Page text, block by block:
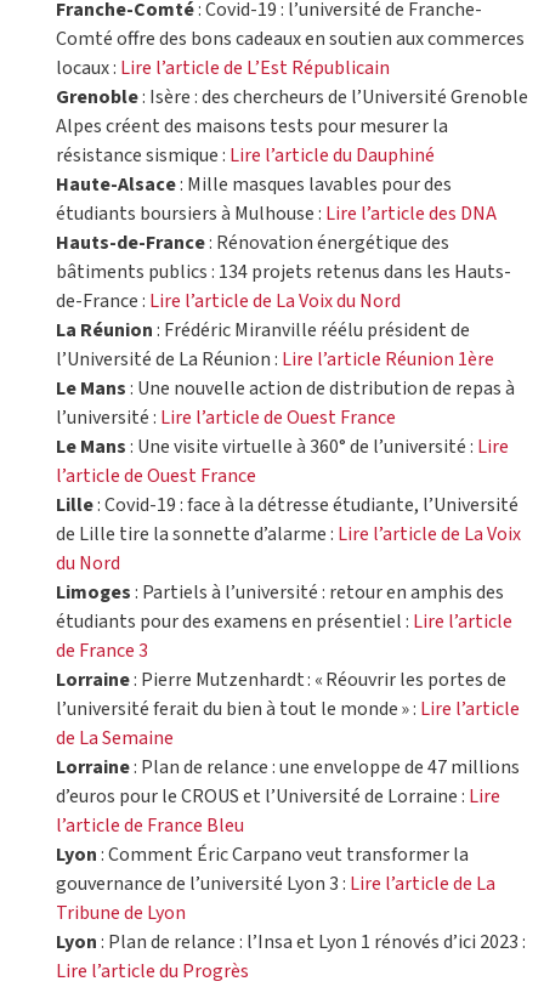
Franche-Comté: Covid-19 : l’université de Franche-
Comté offre des bons cadeaux en soutien aux commerces
locaux : Lire l’article de L’Est Républicain
Grenoble: Isère : des chercheurs de l’Université Grenoble
Alpes créent des maisons tests pour mesurer la
résistance sismique : Lire l’article du Dauphiné
Haute-Alsace: Mille masques lavables pour des
étudiants boursiers à Mulhouse : Lire l’article des DNA
Hauts-de-France: Rénovation énergétique des
bâtiments publics : 134 projets retenus dans les Hauts-
de-France : Lire l’article de La Voix du Nord
La Réunion: Frédéric Miranville réélu président de
l’Université de La Réunion : Lire l’article Réunion 1ère
Le Mans: Une nouvelle action de distribution de repas à
l’université : Lire l’article de Ouest France
Le Mans: Une visite virtuelle à 360° de l’université : Lire
l’article de Ouest France
Lille: Covid-19 : face à la détresse étudiante, l’Université
de Lille tire la sonnette d’alarme : Lire l’article de La Voix
du Nord
Limoges: Partiels à l’université : retour en amphis des
étudiants pour des examens en présentiel : Lire l’article
de France 3
Lorraine: Pierre Mutzenhardt : « Réouvrir les portes de
l’université ferait du bien à tout le monde » : Lire l’article
de La Semaine
Lorraine: Plan de relance : une enveloppe de 47 millions
d’euros pour le CROUS et l’Université de Lorraine : Lire
l’article de France Bleu
Lyon: Comment Éric Carpano veut transformer la
gouvernance de l’université Lyon 3 : Lire l’article de La
Tribune de Lyon
Lyon: Plan de relance : l’Insa et Lyon 1 rénovés d’ici 2023 :
Lire l’article du Progrès